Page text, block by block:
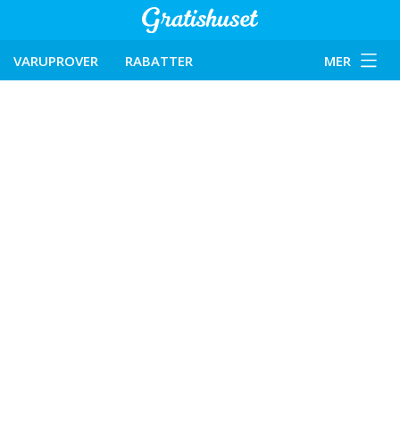
VARUPROVER RABATTER MER